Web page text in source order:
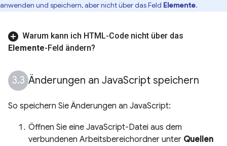
anwenden und speichern, aber nicht über das Feld Elemente.
Warum kann ich HTML-Code nicht über das
Elemente-Feld ändern?
Änderungen an JavaScript speichern
So speichern Sie Änderungen an JavaScript:
Öffnen Sie eine JavaScript-Datei aus dem
verbundenen Arbeitsbereichordner unter Quellen